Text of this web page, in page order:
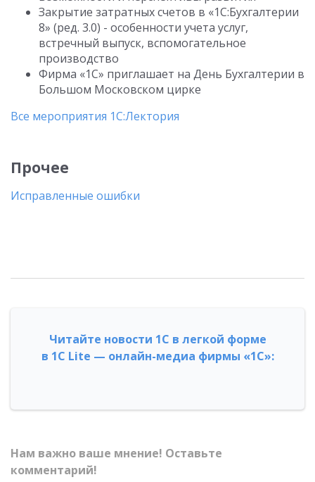
Закрытие затратных счетов в «1С:Бухгалтерии
8» (ред. 3.0) - особенности учета услуг,
встречный выпуск, вспомогательное
производство
Фирма «1С» приглашает на День Бухгалтерии в
Большом Московском цирке
Все мероприятия 1С:Лектория
Прочее
Исправленные ошибки
Читайте новости 1С в легкой форме
в 1С Lite — онлайн-медиа фирмы «1С»:
Нам важно ваше мнение! Оставьте
комментарий!